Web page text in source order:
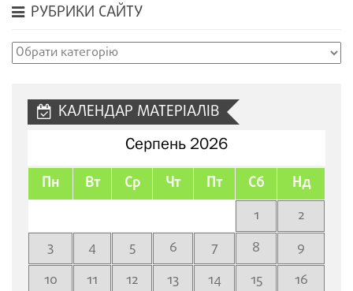
РУБРИКИ САЙТУ
Рубрики
КАЛЕНДАР МАТЕРІАЛІВ
Серпень 2026
Пн Вт Ср Чт Пт Сб Нд
1
2
3
4 5 6 7 8
9
10
11 12 13 14 15
16